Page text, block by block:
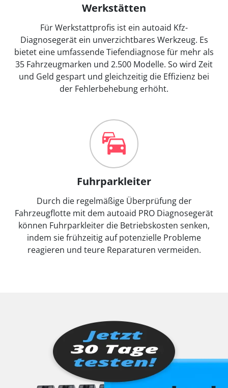
Werkstätten
Für Werkstattprofis ist ein autoaid Kfz-
Diagnosegerät ein unverzichtbares Werkzeug. Es
bietet eine umfassende Tiefendiagnose für mehr als
35 Fahrzeugmarken und 2.500 Modelle. So wird Zeit
und Geld gespart und gleichzeitig die Effizienz bei
der Fehlerbehebung erhöht.
Fuhrparkleiter
Durch die regelmäßige Überprüfung der
Fahrzeugflotte mit dem autoaid PRO Diagnosegerät
können Fuhrparkleiter die Betriebskosten senken,
indem sie frühzeitig auf potenzielle Probleme
reagieren und teure Reparaturen vermeiden.